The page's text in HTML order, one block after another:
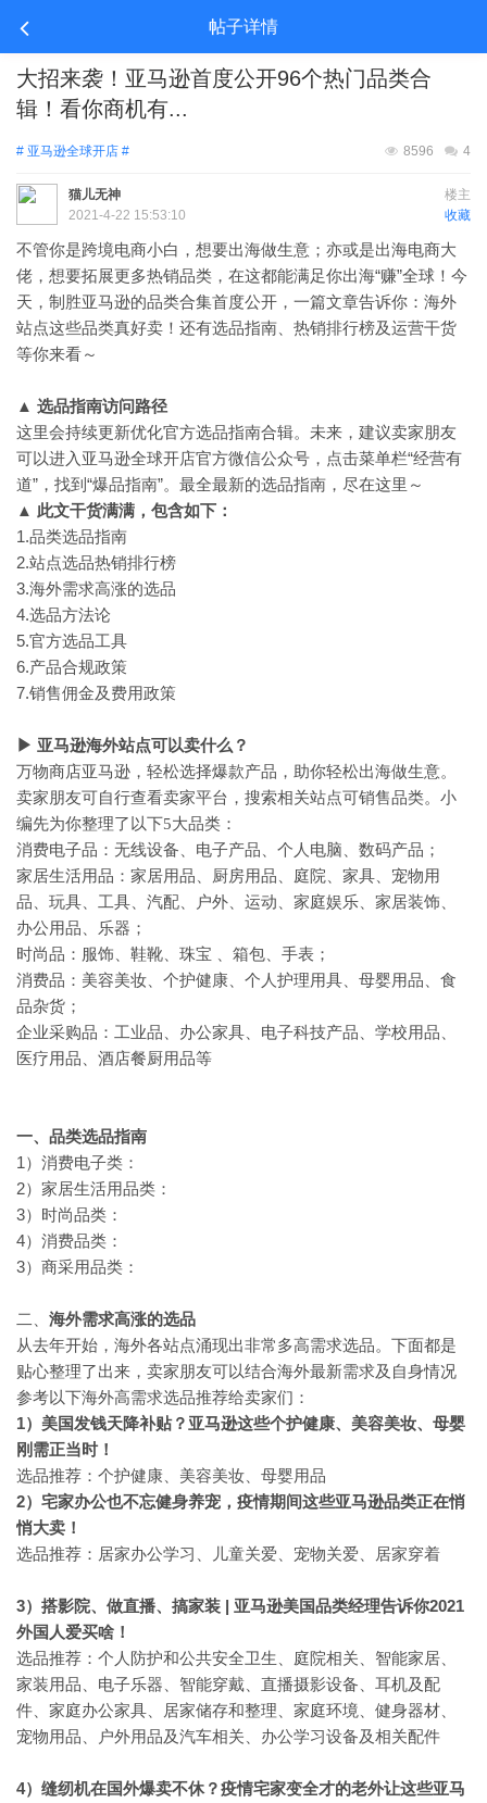
帖子详情
大招来袭！亚马逊首度公开96个热门品类合
辑！看你商机有...
# 亚马逊全球开店 # 4
8596
楼主
猫儿无神
收藏
2021-4-22 15:53:10
不管你是跨境电商小白，想要出海做生意；亦或是出海电商大
佬，想要拓展更多热销品类，在这都能满足你出海“赚”全球！今
天，制胜亚马逊的品类合集首度公开，一篇文章告诉你：海外
站点这些品类真好卖！还有选品指南、热销排行榜及运营干货
等你来看～
▲ 选品指南访问路径
这里会持续更新优化官方选品指南合辑。未来，建议卖家朋友
可以进入亚马逊全球开店官方微信公众号，点击菜单栏“经营有
道”，找到“爆品指南”。最全最新的选品指南，尽在这里～
▲ 此文干货满满，包含如下：
1.品类选品指南
2.站点选品热销排行榜
3.海外需求高涨的选品
4.选品方法论
5.官方选品工具
6.产品合规政策
7.销售佣金及费用政策
▶ 亚马逊海外站点可以卖什么？
万物商店亚马逊，轻松选择爆款产品，助你轻松出海做生意。
卖家朋友可自行查看卖家平台，搜索相关站点可销售品类。小
编先为你整理了以下5大品类：
消费电子品：无线设备、电子产品、个人电脑、数码产品；
家居生活用品：家居用品、厨房用品、庭院、家具、宠物用
品、玩具、工具、汽配、户外、运动、家庭娱乐、家居装饰、
办公用品、乐器；
时尚品：服饰、鞋靴、珠宝 、箱包、手表；
消费品：美容美妆、个护健康、个人护理用具、母婴用品、食
品杂货；
企业采购品：工业品、办公家具、电子科技产品、学校用品、
医疗用品、酒店餐厨用品等
一、 品类选品指南
1）消费电子类：
2） 家居生活用品类：
3）时尚品类：
4）消费品类：
3） 商采用品类：
二、 海外需求高涨的选品
从去年开始，海外各站点涌现出非常多高需求选品。下面都是
贴心整理了出来，卖家朋友可以结合海外最新需求及自身情况
参考以下海外高需求选品推荐给卖家们：
1）美国发钱天降补贴？亚马逊这些个护健康、美容美妆、母婴
刚需正当时！
选品推荐：个护健康、美容美妆、母婴用品
2）宅家办公也不忘健身养宠，疫情期间这些亚马逊品类正在悄
悄大卖！
选品推荐：居家办公学习、儿童关爱、宠物关爱、居家穿着
3）搭影院、做直播、搞家装 | 亚马逊美国品类经理告诉你2021
外国人爱买啥！
选品推荐：个人防护和公共安全卫生、庭院相关、智能家居、
家装用品、电子乐器、智能穿戴、直播摄影设备、耳机及配
件、家庭办公家具、居家储存和整理、家庭环境、健身器材、
宠物用品、户外用品及汽车相关、办公学习设备及相关配件
4）缝纫机在国外爆卖不休？疫情宅家变全才的老外让这些亚马